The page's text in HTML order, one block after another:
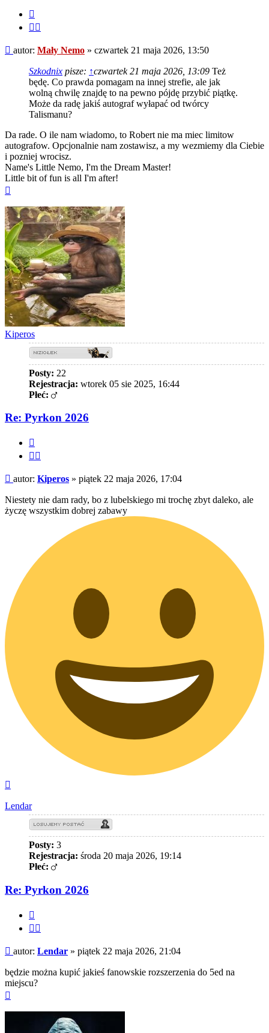
Post
autor: Mały Nemo » czwartek 21 maja 2026, 13:50
Szkodnix pisze: ↑czwartek 21 maja 2026, 13:09 Też
będę. Co prawda pomagam na innej strefie, ale jak
wolną chwilę znajdę to na pewno pójdę przybić piątkę.
Może da radę jakiś autograf wyłapać od twórcy
Talismanu?
Da rade. O ile nam wiadomo, to Robert nie ma miec limitow
autografow. Opcjonalnie nam zostawisz, a my wezmiemy dla Ciebie
i pozniej wrocisz.
Name's Little Nemo, I'm the Dream Master!
Little bit of fun is all I'm after!
Kiperos
Posty: 22
Rejestracja: wtorek 05 sie 2025, 16:44
Płeć:
Re: Pyrkon 2026
Post
autor: Kiperos » piątek 22 maja 2026, 17:04
Niestety nie dam rady, bo z lubelskiego mi trochę zbyt daleko, ale
życzę wszystkim dobrej zabawy
Lendar
Posty: 3
Rejestracja: środa 20 maja 2026, 19:14
Płeć:
Re: Pyrkon 2026
Post
autor: Lendar » piątek 22 maja 2026, 21:04
będzie można kupić jakieś fanowskie rozszerzenia do 5ed na
miejscu?